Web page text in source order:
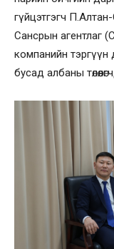
гүйцэтгэгч
Сансрын агентлаг
компанийн тэргүүн
бусад албаны